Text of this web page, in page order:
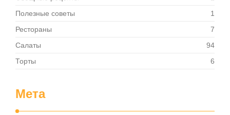
Полезные советы
1
Рестораны
7
Салаты
94
Торты
6
Мета